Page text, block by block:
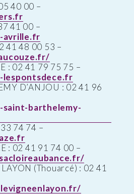
40 00 –
41 00 –
avrille.fr
41 48 00 53 –
: 02 41 79 75 75 –
D’ANJOU : 02 41 96
barthelemy-
74 74 –
: 02 41 91 74 00 –
(Thouarcé) : 02 41